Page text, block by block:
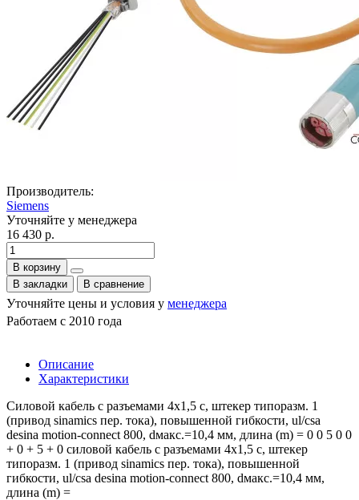
Производитель:
Siemens
Уточняйте у менеджера
16 430 р.
В корзину
В закладки
В сравнение
Уточняйте цены и условия у менеджера
Работаем с 2010 года
Описание
Характеристики
Силовой кабель с разъемами 4x1,5 c, штекер типоразм. 1
(привод sinamics пер. тока), повышенной гибкости, ul/csa
desina motion-connect 800, dмакс.=10,4 мм, длина (m) = 0 0 5 0 0
+ 0 + 5 + 0 силовой кабель с разъемами 4x1,5 c, штекер
типоразм. 1 (привод sinamics пер. тока), повышенной
гибкости, ul/csa desina motion-connect 800, dмакс.=10,4 мм,
длина (m) =